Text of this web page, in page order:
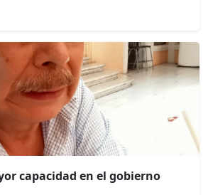
capacidad en el gobierno